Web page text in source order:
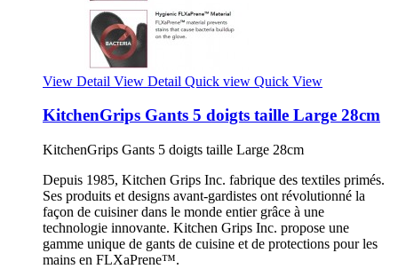
View Detail View Detail Quick view Quick View
KitchenGrips Gants 5 doigts taille Large 28cm
KitchenGrips Gants 5 doigts taille Large 28cm
Depuis 1985, Kitchen Grips Inc. fabrique des textiles primés.
Ses produits et designs avant-gardistes ont révolutionné la
façon de cuisiner dans le monde entier grâce à une
technologie innovante. Kitchen Grips Inc. propose une
gamme unique de gants de cuisine et de protections pour les
mains en FLXaPrene™.